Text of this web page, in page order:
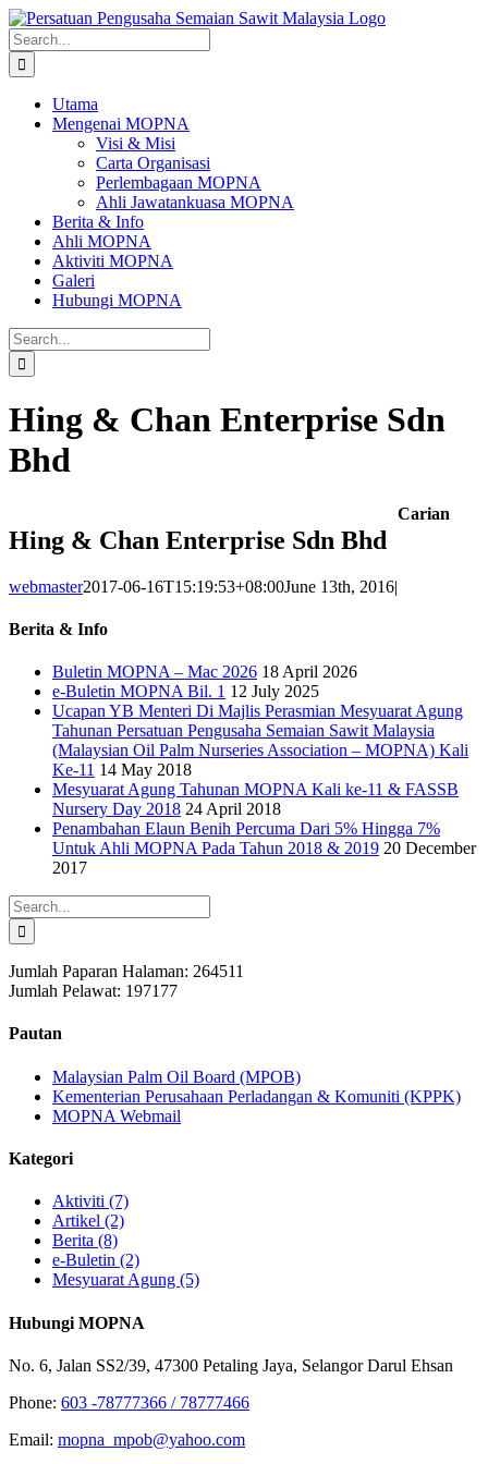
Skip
to
content
Search
for:
Utama
Mengenai MOPNA
Visi & Misi
Carta Organisasi
Perlembagaan MOPNA
Ahli Jawatankuasa MOPNA
Berita & Info
Ahli MOPNA
Aktiviti MOPNA
Galeri
Hubungi MOPNA
Search
for:
Hing & Chan Enterprise Sdn
Bhd
Hing & Chan Enterprise Sdn Bhd
webmaster2017-06-16T15:19:53+08:00June 13th, 2016|
Berita & Info
Buletin MOPNA – Mac 2026 18 April 2026
e-Buletin MOPNA Bil. 1 12 July 2025
Ucapan YB Menteri Di Majlis Perasmian Mesyuarat Agung
Tahunan Persatuan Pengusaha Semaian Sawit Malaysia
(Malaysian Oil Palm Nurseries Association – MOPNA) Kali
Ke-11 14 May 2018
Mesyuarat Agung Tahunan MOPNA Kali ke-11 & FASSB
Nursery Day 2018 24 April 2018
Penambahan Elaun Benih Percuma Dari 5% Hingga 7%
Untuk Ahli MOPNA Pada Tahun 2018 & 2019 20 December
2017
Carian
Search
for:
Jumlah Paparan Halaman: 264511
Jumlah Pelawat: 197177
Pautan
Malaysian Palm Oil Board (MPOB)
Kementerian Perusahaan Perladangan & Komuniti (KPPK)
MOPNA Webmail
Kategori
Aktiviti (7)
Artikel (2)
Berita (8)
e-Buletin (2)
Mesyuarat Agung (5)
Hubungi MOPNA
No. 6, Jalan SS2/39, 47300 Petaling Jaya, Selangor Darul Ehsan
Phone: 603 -78777366 / 78777466
Email: mopna_mpob@yahoo.com